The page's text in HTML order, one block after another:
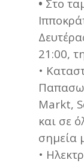
• Στο
21:00,
•
Markt,
και σε
σημεία
•